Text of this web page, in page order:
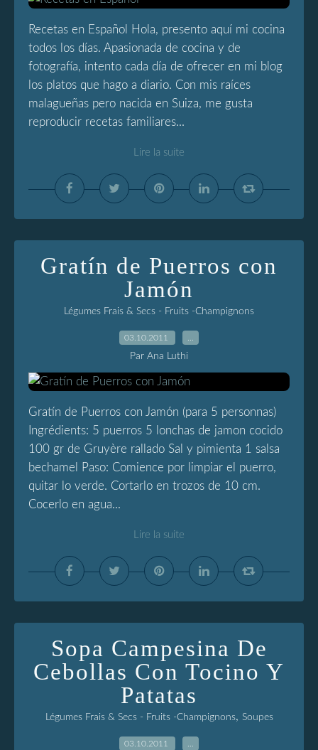
Recetas en Español Hola, presento aquí mi cocina
todos los días. Apasionada de cocina y de
fotografía, intento cada día de ofrecer en mi blog
los platos que hago a diario. Con mis raíces
malagueñas pero nacida en Suiza, me gusta
reproducir recetas familiares...
Lire la suite
Gratín de Puerros con
Jamón
Légumes Frais & Secs - Fruits -Champignons
03.10.2011
Par Ana Luthi
Gratín de Puerros con Jamón (para 5 personnas)
Ingrédients: 5 puerros 5 lonchas de jamon cocido
100 gr de Gruyère rallado Sal y pimienta 1 salsa
bechamel Paso: Comience por limpiar el puerro,
quitar lo verde. Cortarlo en trozos de 10 cm.
Cocerlo en agua...
Lire la suite
Sopa Campesina De
Cebollas Con Tocino Y
Patatas
Légumes Frais & Secs - Fruits -Champignons, Soupes
03.10.2011